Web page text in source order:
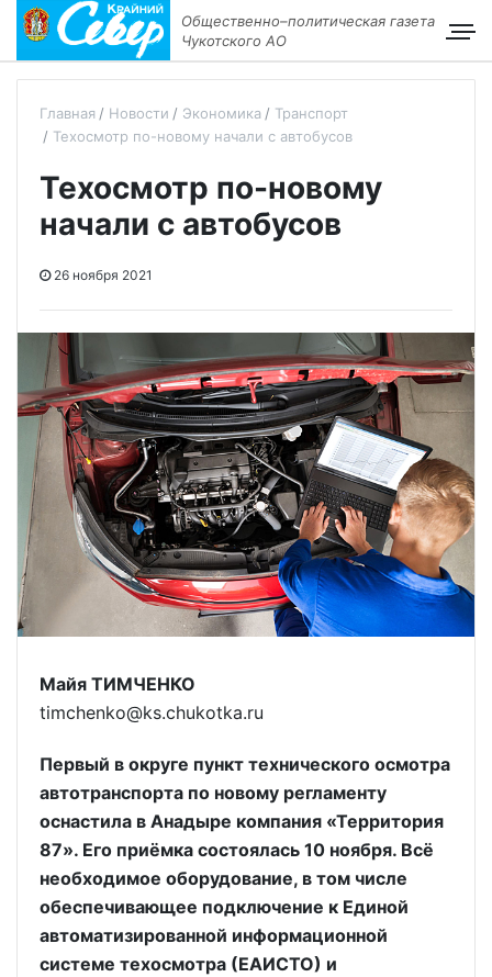
Общественно–политическая газета
Чукотского АО
Главная Новости Экономика
Транспорт
Техосмотр по-новому начали с автобусов
Техосмотр по-новому
начали с автобусов
26 ноября 2021
Майя ТИМЧЕНКО
timchenko@ks.chukotka.ru
Первый в округе пункт технического осмотра
автотранспорта по новому регламенту
оснастила в Анадыре компания «Территория
87». Его приёмка состоялась 10 ноября. Всё
необходимое оборудование, в том числе
обеспечивающее подключение к Единой
автоматизированной информационной
системе техосмотра (ЕАИСТО) и